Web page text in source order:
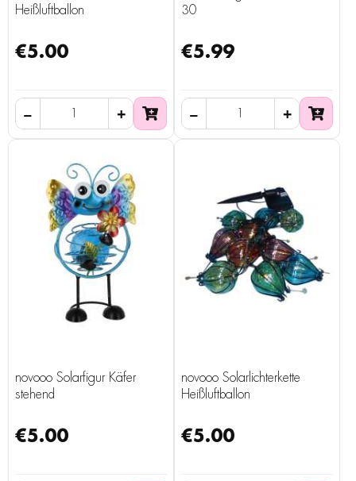
Heißluftballon
€5.00
30
€5.99
novooo Solarfigur Käfer
stehend
€5.00
novooo Solarlichterkette
Heißluftballon
€5.00